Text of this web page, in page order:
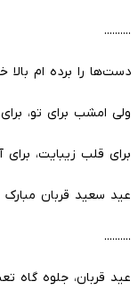
..........
دست‌ها را برده ام بالا
ولی امشب برای تو،
برای قلب زیبایت،
عید سعید قربان مبارک
..........
عید قربان، جلوه گاه